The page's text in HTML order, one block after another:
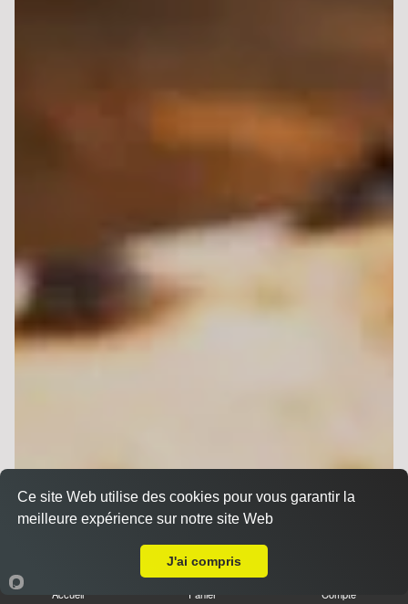
Accueil Panier Compte
Ce site Web utilise des cookies pour vous garantir la
meilleure expérience sur notre site Web
J'ai compris